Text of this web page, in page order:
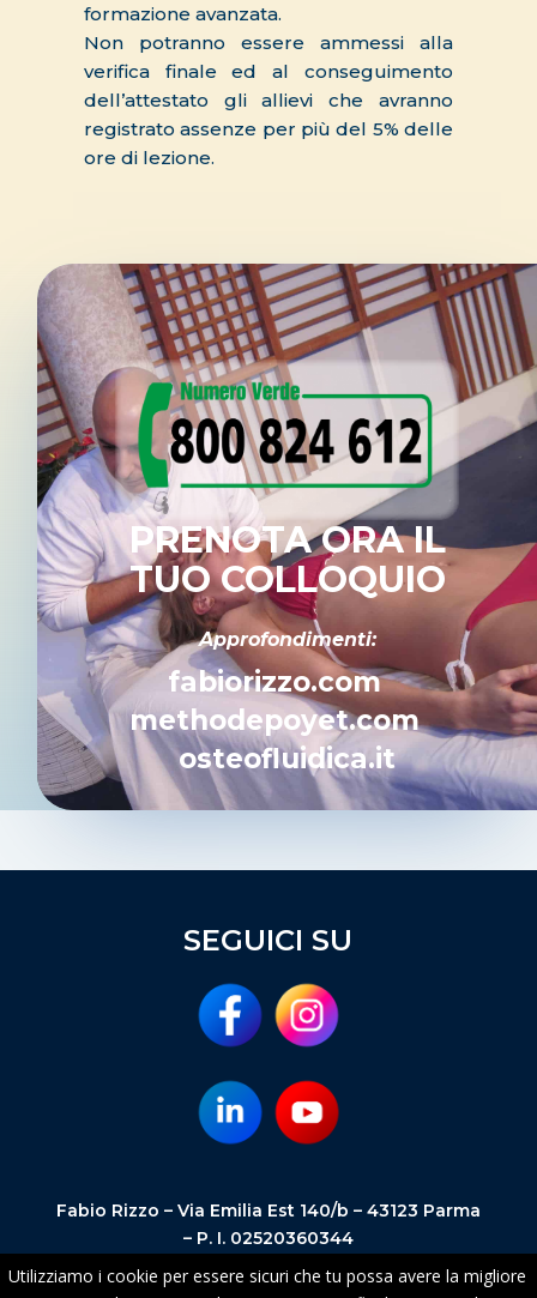
formazione avanzata.
Non potranno essere ammessi alla
verifica finale ed al conseguimento
dell’attestato gli allievi che avranno
registrato assenze per più del 5% delle
ore di lezione.
PRENOTA ORA IL
TUO COLLOQUIO
Approfondimenti:
fabiorizzo.com
methodepoyet.com
osteofluidica.it
SEGUICI SU
Fabio Rizzo – Via Emilia Est 140/b – 43123 Parma
– P. I. 02520360344
Privacy Policy –
Informativa Cookie
Powered
by MSR Comunicazione
Utilizziamo i cookie per essere sicuri che tu possa avere la migliore